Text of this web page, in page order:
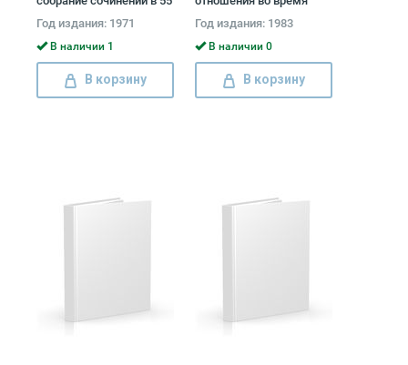
Владимир Ленин
Год издания: 1971
В наличии 1
В корзину
войны 1941 - 1945
(комплект из 2 книг)
Год издания: 1983
В наличии 0
В корзину